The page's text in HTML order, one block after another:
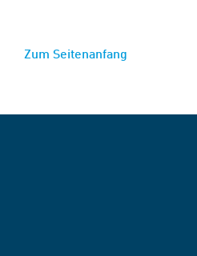
Zum Seitenanfang